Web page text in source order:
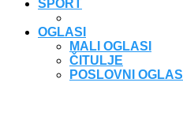
SPORT
OGLASI
MALI OGLASI
ČITULJE
POSLOVNI OGLASI